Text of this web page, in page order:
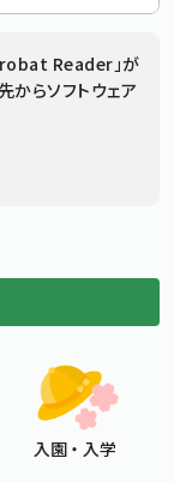
Reader」が
からソフトウェア
入園 ・ 入学